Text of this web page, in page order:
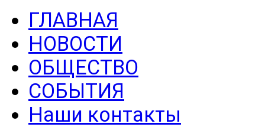
ГЛАВНАЯ
НОВОСТИ
ОБЩЕСТВО
СОБЫТИЯ
Наши контакты